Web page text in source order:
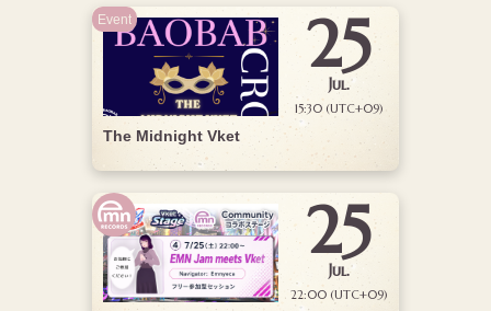
The Midnight Vket
25
Jul.
15:30 (UTC+09)
Event
25
Jul.
22:00 (UTC+09)